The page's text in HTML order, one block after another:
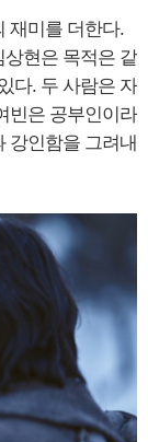
재미를 더한다.
현은 목적은 같
다. 두 사람은 자
빈은 공부인이라
강인함을 그려내